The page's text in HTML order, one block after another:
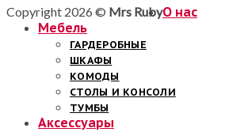
Copyright 2026 © Mrs RubyО нас
Мебель
ГАРДЕРОБНЫЕ
ШКАФЫ
КОМОДЫ
СТОЛЫ И КОНСОЛИ
ТУМБЫ
Аксессуары